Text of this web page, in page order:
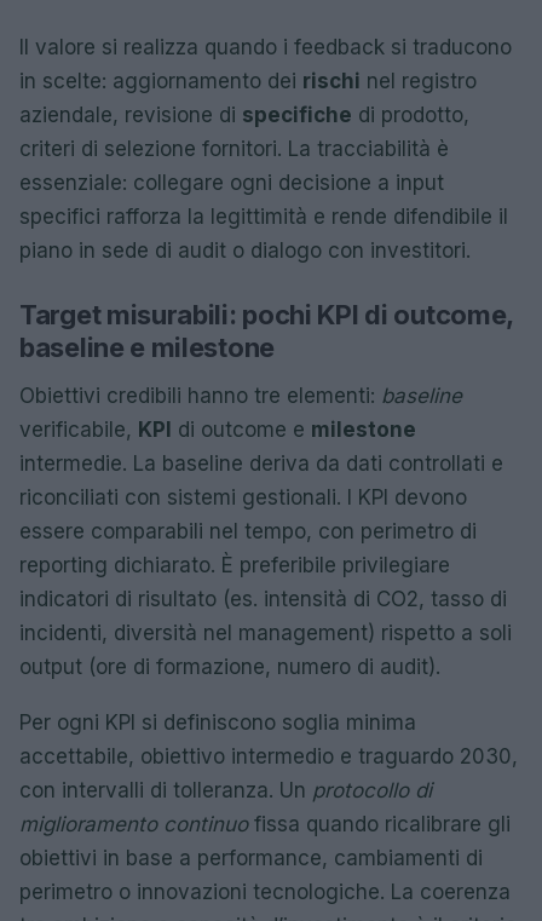
Il valore si realizza quando i feedback si traducono
in scelte: aggiornamento dei rischi nel registro
aziendale, revisione di specifiche di prodotto,
criteri di selezione fornitori. La tracciabilità è
essenziale: collegare ogni decisione a input
specifici rafforza la legittimità e rende difendibile il
piano in sede di audit o dialogo con investitori.
Target misurabili: pochi KPI di outcome,
baseline e milestone
Obiettivi credibili hanno tre elementi: baseline
verificabile, KPI di outcome e milestone
intermedie. La baseline deriva da dati controllati e
riconciliati con sistemi gestionali. I KPI devono
essere comparabili nel tempo, con perimetro di
reporting dichiarato. È preferibile privilegiare
indicatori di risultato (es. intensità di CO2, tasso di
incidenti, diversità nel management) rispetto a soli
output (ore di formazione, numero di audit).
Per ogni KPI si definiscono soglia minima
accettabile, obiettivo intermedio e traguardo 2030,
con intervalli di tolleranza. Un protocollo di
miglioramento continuofissa quando ricalibrare gli
obiettivi in base a performance, cambiamenti di
perimetro o innovazioni tecnologiche. La coerenza